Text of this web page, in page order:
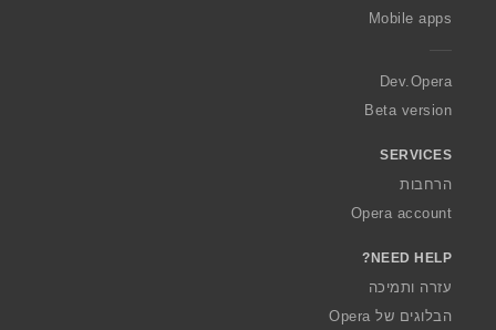
a
Mobile apps
Dev.Opera
Beta version
SERVICES
הרחבות
Opera account
NEED HELP?
עזרה ותמיכה
הבלוגים של Opera